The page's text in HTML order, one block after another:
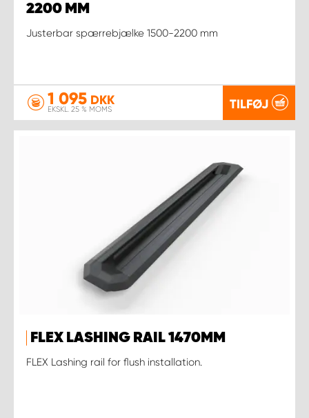
2200 MM
Justerbar spærrebjælke 1500-2200 mm
1 095 DKK
EKSKL. 25 % MOMS TILFØJ
FLEX LASHING RAIL 1470MM
FLEX Lashing rail for flush installation.